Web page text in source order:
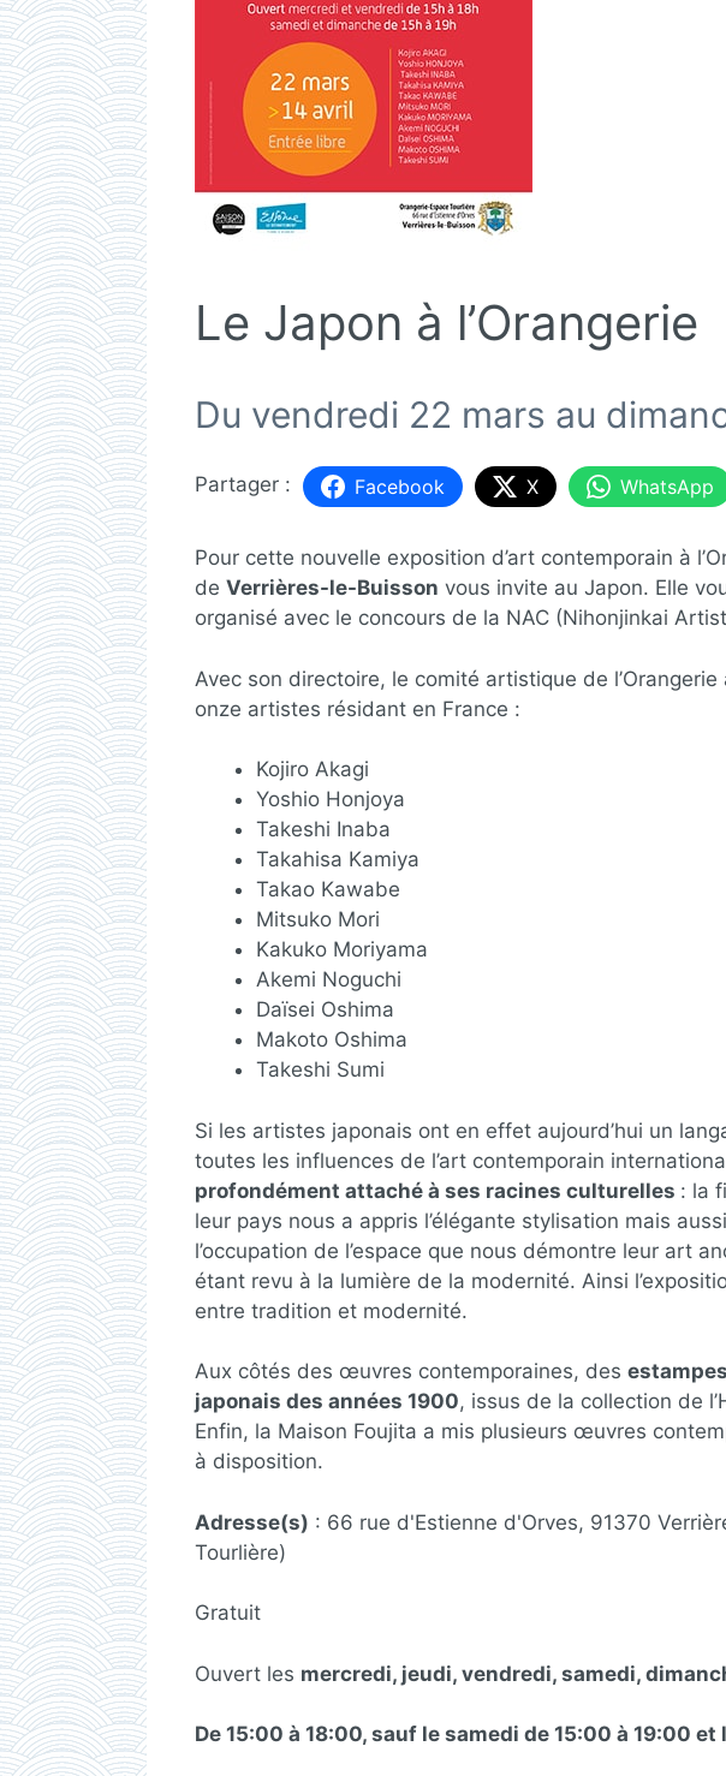
Le Japon à l’Orangerie
Du vendredi 22 mars au
Facebook X WhatsApp
Pour cette nouvelle exposition d’art contemporain à
de Verrières-le-Buisson vous invite au Japon. Elle
organisé avec le concours de la NAC (Nihonjinkai
Avec son directoire, le comité artistique de
onze artistes résidant en France :
Kojiro Akagi
Yoshio Honjoya
Takeshi Inaba
Takahisa Kamiya
Takao Kawabe
Mitsuko Mori
Kakuko Moriyama
Akemi Noguchi
Daïsei Oshima
Makoto Oshima
Takeshi Sumi
Si les artistes japonais ont en effet aujourd’hui un
toutes les influences de l’art contemporain
profondément attaché à ses racines culturelles : la
leur pays nous a appris l’élégante stylisation mais
l’occupation de l’espace que nous démontre leur art
étant revu à la lumière de la modernité. Ainsi
entre tradition et modernité.
Aux côtés des œuvres contemporaines, des
japonais des années 1900, issus de la collection de
Enfin, la Maison Foujita a mis plusieurs œuvres
à disposition.
Adresse(s) : 66 rue d'Estienne d'Orves, 91370
Tourlière)
Gratuit
Ouvert les mercredi, jeudi, vendredi, samedi,
De 15:00 à 18:00, sauf le samedi de 15:00 à 19:00